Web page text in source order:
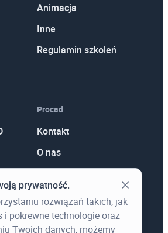
Animacja
Inne
Regulamin szkoleń
Procad
Kontakt
O nas
Aktualności
prywatność.
rozwiązań takich, jak
i pokrewne technologie oraz
Twoich danych, możemy